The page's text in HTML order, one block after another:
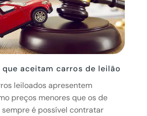
que aceitam carros de leilão
leiloados apresentem
preços menores que os de
sempre é possível contratar